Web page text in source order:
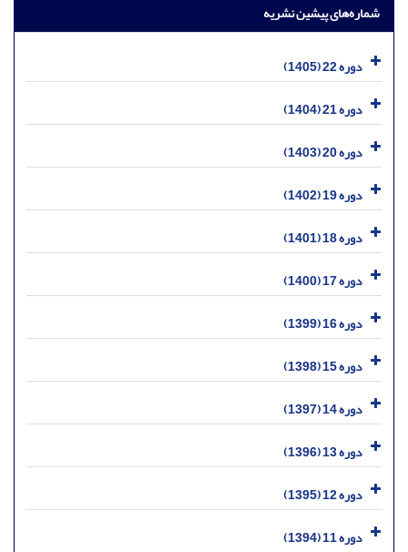
شماره‌های پیشین نشریه
دوره 22 (1405)
دوره 21 (1404)
دوره 20 (1403)
دوره 19 (1402)
دوره 18 (1401)
دوره 17 (1400)
دوره 16 (1399)
دوره 15 (1398)
دوره 14 (1397)
دوره 13 (1396)
دوره 12 (1395)
دوره 11 (1394)